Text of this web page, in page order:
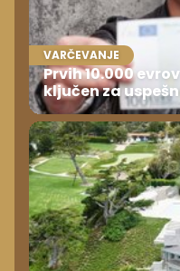
VARČEVANJE
Prvih 10.000
ključen za